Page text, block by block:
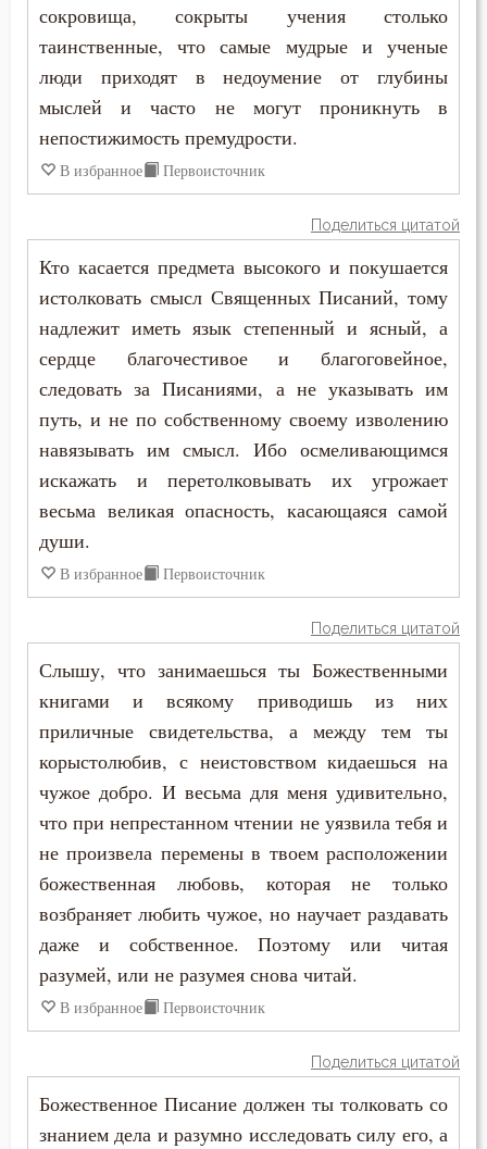
сокровища, сокрыты учения столько
таинственные, что самые мудрые и ученые
люди приходят в недоумение от глубины
мыслей и часто не могут проникнуть в
непостижимость премудрости.
В избранное Первоисточник
Поделиться цитатой
Кто касается предмета высокого и покушается
истолковать смысл Священных Писаний, тому
надлежит иметь язык степенный и ясный, а
сердце благочестивое и благоговейное,
следовать за Писаниями, а не указывать им
путь, и не по собственному своему изволению
навязывать им смысл. Ибо осмеливающимся
искажать и перетолковывать их угрожает
весьма великая опасность, касающаяся самой
души.
В избранное Первоисточник
Поделиться цитатой
Слышу, что занимаешься ты Божественными
книгами и всякому приводишь из них
приличные свидетельства, а между тем ты
корыстолюбив, с неистовством кидаешься на
чужое добро. И весьма для меня удивительно,
что при непрестанном чтении не уязвила тебя и
не произвела перемены в твоем расположении
божественная любовь, которая не только
возбраняет любить чужое, но научает раздавать
даже и собственное. Поэтому или читая
разумей, или не разумея снова читай.
В избранное Первоисточник
Поделиться цитатой
Божественное Писание должен ты толковать со
знанием дела и разумно исследовать силу его, а